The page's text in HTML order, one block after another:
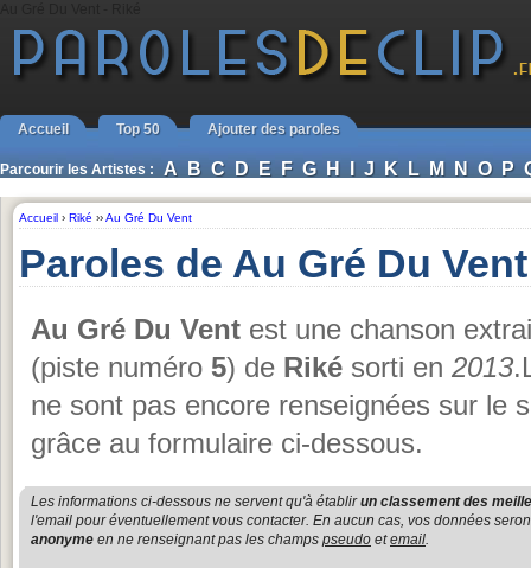
Accueil Top 50 Ajouter des paroles
Parcourir les Artistes : A B C D E F G H I J K L M N O P
Accueil › Riké ››Au Gré Du Vent
Paroles de Au Gré Du
Au Gré Du Vent est une chanson
(piste numéro 5) de Riké sorti en 2013
ne sont pas encore renseignées sur le
grâce au formulaire ci-dessous.
Les informations ci-dessous ne servent qu'à établirun classement des
l'email pour éventuellement vous contacter. En aucun cas, vos données
anonyme en ne renseignant pas les champs pseudo etemail.